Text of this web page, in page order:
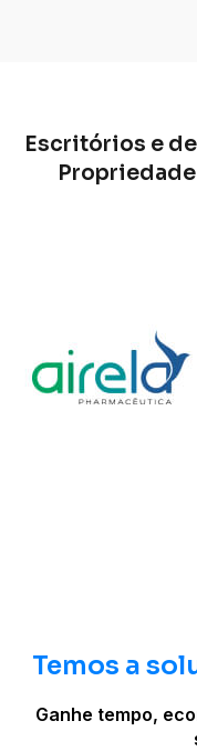
Escritórios e
Temos a
Ganhe tempo,